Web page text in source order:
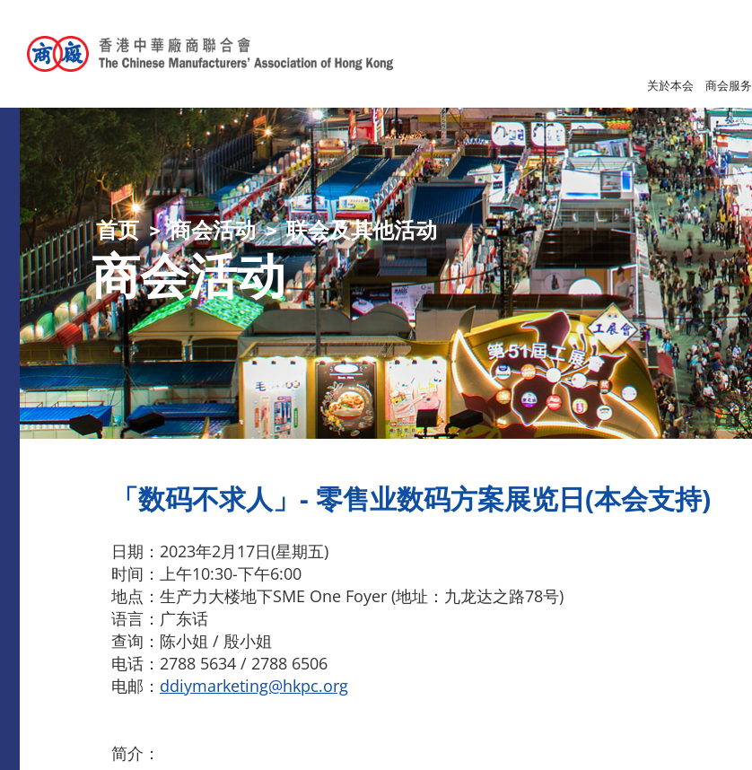
关於本会 商会服务
首页 商会活动 联会及其他活动
商会活动
「数码不求人」- 零售业数码方案展览日(本会支持)
日期：2023年2月17日(星期五)
时间：上午10:30-下午6:00
地点：生产力大楼地下SME One Foyer (地址：九龙达之路78号)
语言：广东话
查询：陈小姐 / 殷小姐
电话：2788 5634 / 2788 6506
电邮： ddiymarketing@hkpc.org
简介：